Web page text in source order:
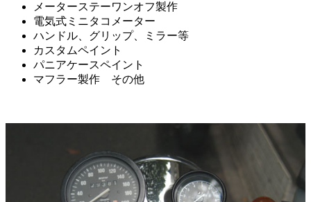
メーターステーワンオフ製作
電気式ミニタコメーター
ハンドル、グリップ、ミラー等
カスタムペイント
パニアケースペイント
マフラー製作 その他